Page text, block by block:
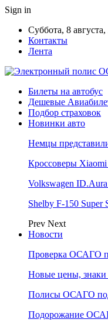
Sign in
Суббота, 8
Контакты
Лента
Билеты на автобус
Дешевые
Подбор страховок
Новинки авто
Немцы
Кроссоверы
Volkswagen
Shelby F-150 Super
Prev Next
Новости
Проверка ОСАГО
Новые цены, знаки
Полисы ОСАГО
Подорожание